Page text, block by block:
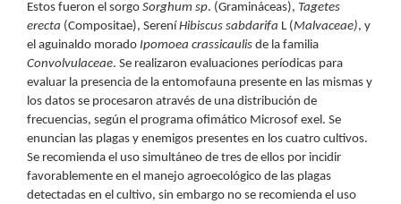
Estos fueron el sorgo Sorghum sp. (Gramináceas), Tagetes
erecta (Compositae), Serení Hibiscus sabdarifa L (Malvaceae), y
el aguinaldo morado Ipomoea crassicaulis de la familia
Convolvulaceae. Se realizaron evaluaciones períodicas para
evaluar la presencia de la entomofauna presente en las mismas y
los datos se procesaron através de una distribución de
frecuencias, según el programa ofimático Microsof exel. Se
enuncian las plagas y enemigos presentes en los cuatro cultivos.
Se recomienda el uso simultáneo de tres de ellos por incidir
favorablemente en el manejo agroecológico de las plagas
detectadas en el cultivo, sin embargo no se recomienda el uso